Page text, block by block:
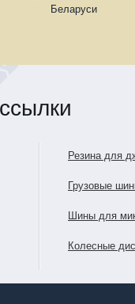
Беларуси
Резина для
Грузовые
Шины для
Колесные